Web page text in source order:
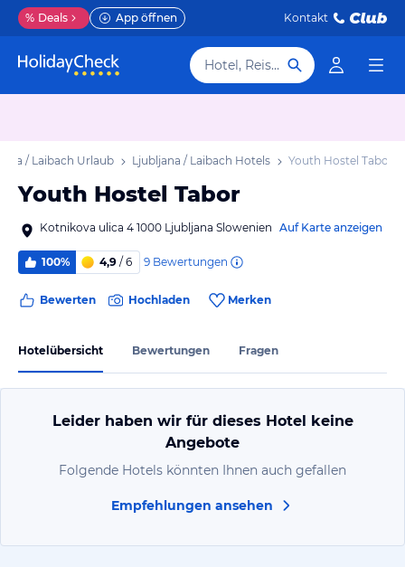
% Deals App öffnen Kontakt
Hotel, Reiseziel
/ Laibach Urlaub Ljubljana / Laibach Hotels Youth Hostel Tabor
Youth Hostel Tabor
Kotnikova ulica 4 1000 Ljubljana Slowenien Auf Karte anzeigen
100% 4,9 / 6 9 Bewertungen
Bewerten Hochladen Merken
Hotelübersicht Bewertungen Fragen
Leider haben wir für dieses Hotel keine
Angebote
Folgende Hotels könnten Ihnen auch gefallen
Empfehlungen ansehen